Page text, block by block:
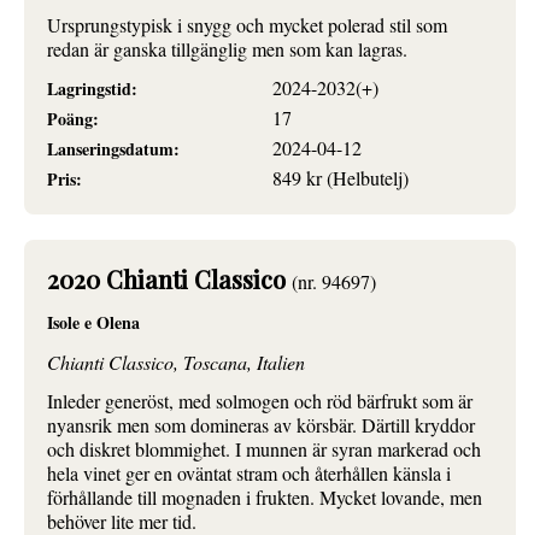
Ursprungstypisk i snygg och mycket polerad stil som
redan är ganska tillgänglig men som kan lagras.
Lagringstid:
2024-2032(+)
Poäng:
17
Lanseringsdatum:
2024-04-12
Pris:
849 kr (Helbutelj)
2020 Chianti Classico (nr. 94697)
Isole e Olena
Chianti Classico, Toscana, Italien
Inleder generöst, med solmogen och röd bärfrukt som är
nyansrik men som domineras av körsbär. Därtill kryddor
och diskret blommighet. I munnen är syran markerad och
hela vinet ger en oväntat stram och återhållen känsla i
förhållande till mognaden i frukten. Mycket lovande, men
behöver lite mer tid.